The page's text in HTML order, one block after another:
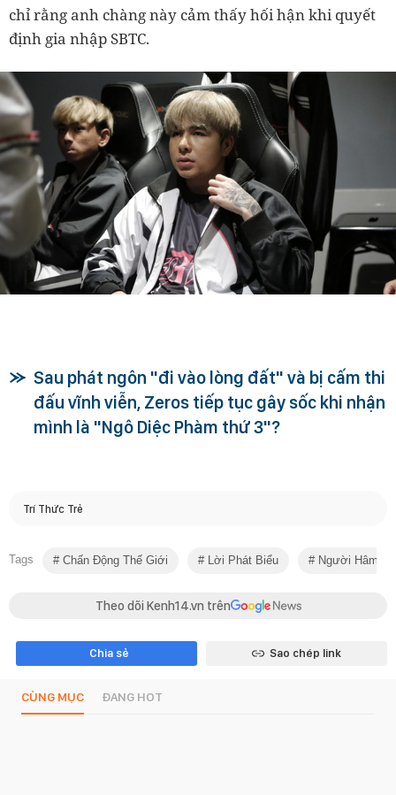
chỉ rằng anh chàng này cảm thấy hối hận khi quyết
định gia nhập SBTC.
Sau phát ngôn "đi vào lòng đất" và bị cấm thi
đấu vĩnh viễn, Zeros tiếp tục gây sốc khi nhận
mình là "Ngô Diệc Phàm thứ 3"?
Trí Thức Trẻ
Tags Chấn Động Thế Giới Lời Phát Biểu Người Hâm
Theo dõi Kenh14.vn trên
Chia sẻ Sao chép link
CÙNG MỤC ĐANG HOT